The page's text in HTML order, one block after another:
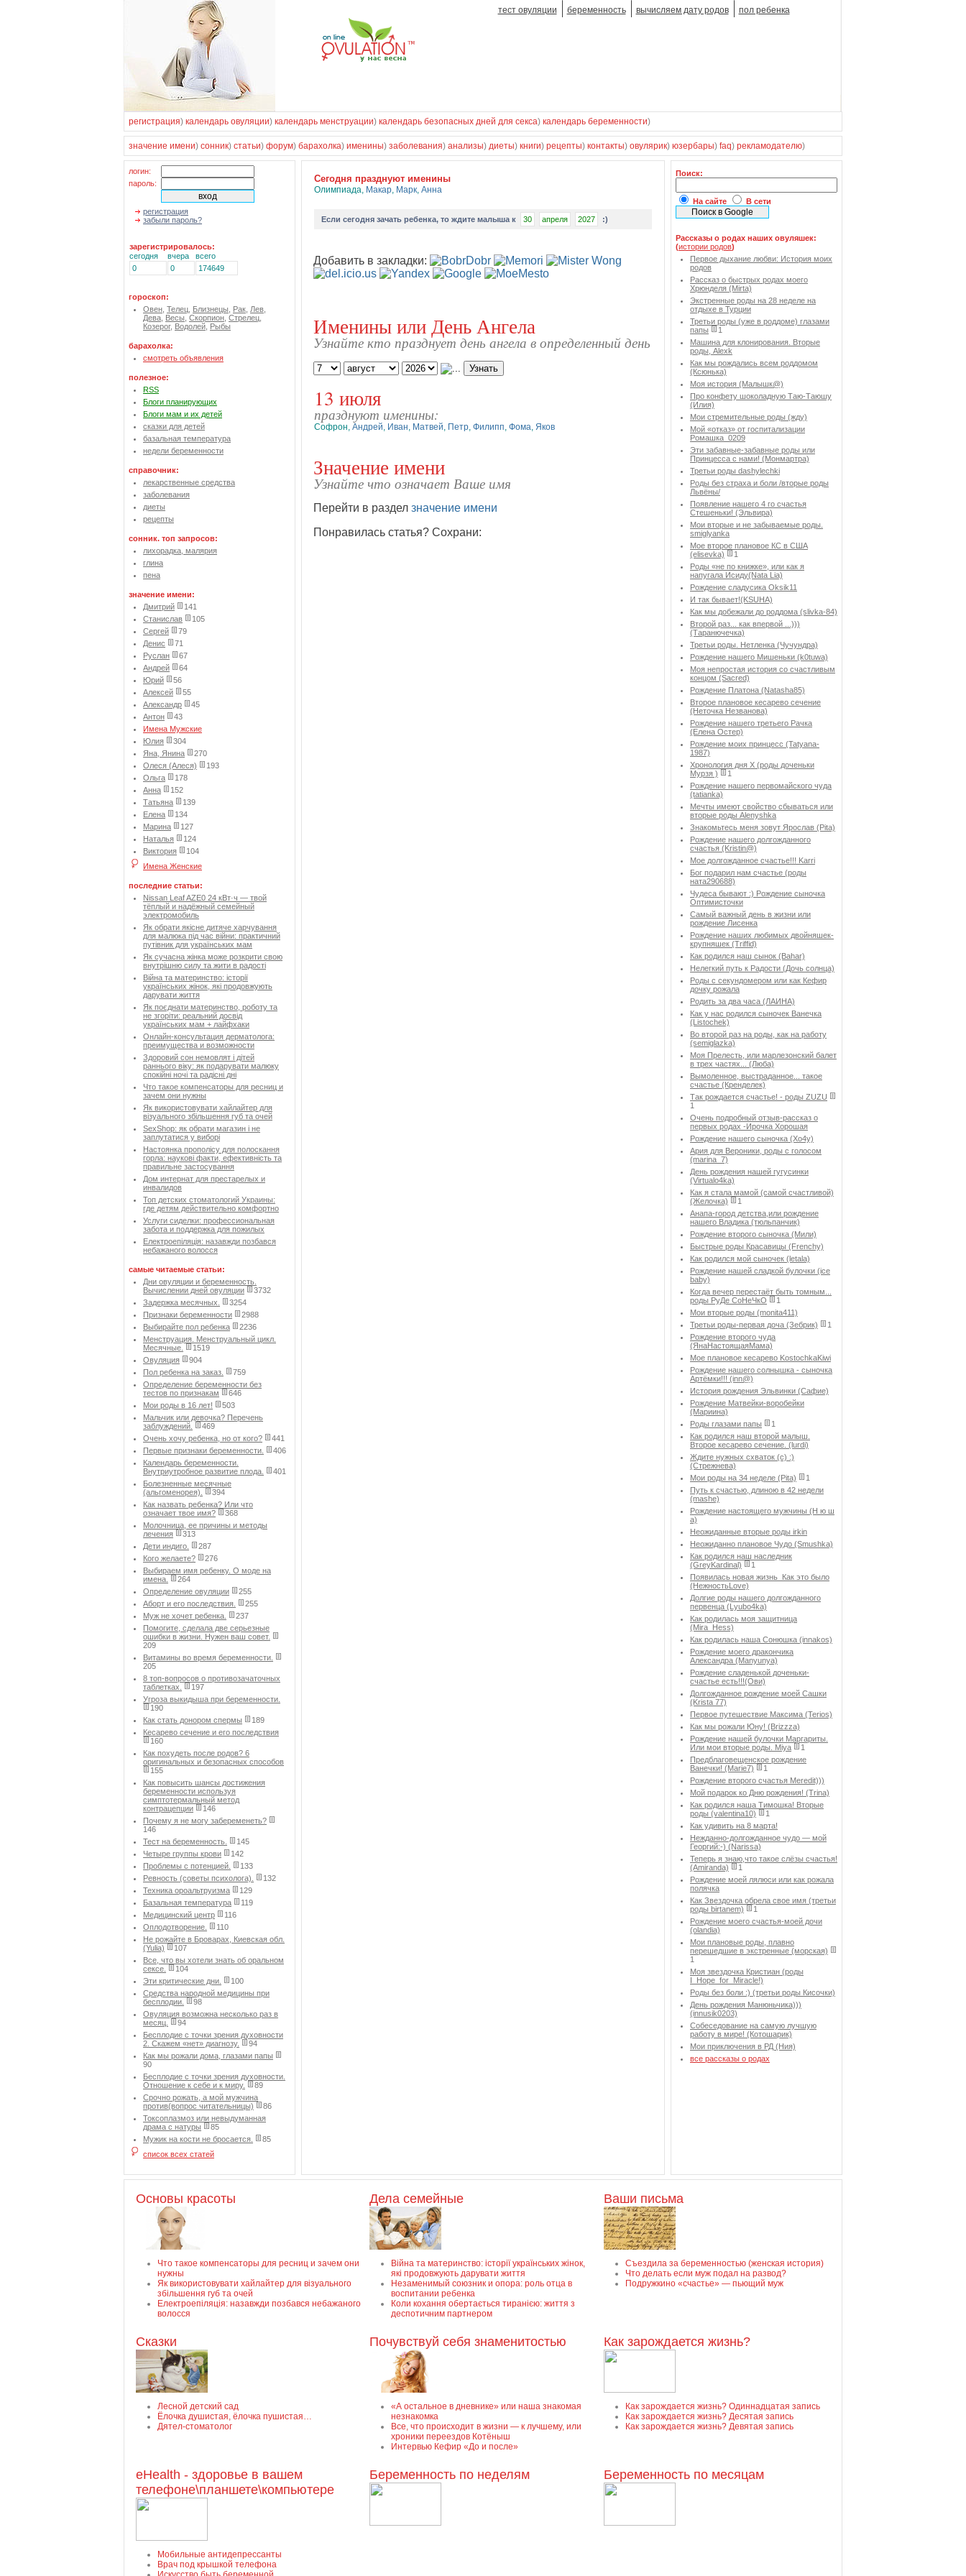
тест овуляции беременность вычисляем дату родов пол ребенка
регистрация) календарь овуляции) календарь менструации) календарь безопасных дней для секса) календарь беременности)
значение имени) сонник) статьи) форум) барахолка) именины) заболевания) анализы) диеты) книги) рецепты) контакты) овулярик) юзербары) faq) рекламодателю)
логин:
пароль:
регистрация
забыли пароль?
зарегистрировалось:
сегодня
вчера
всего
0
0 174649
гороскоп:
Овен Телец Близнецы Рак Лев
Дева Весы Скорпион Стрелец
Козерог, Водолей Рыбы
барахолка:
смотреть объявления
полезное:
RSS
Блоги планирующих
Блоги мам и их детей
сказки для детей
базальная температура
недели беременности
справочник:
лекарственные средства
заболевания
диеты
рецепты
сонник. топ запросов:
лихорадка, малярия
глина
пена
значение имени:
Дмитрий
141
Станислав
105
Сергей
79
Денис
71
Руслан
67
Андрей
64
Юрий
56
Алексей
55
Александр
45
Антон
43
Имена Мужские
Юлия
304
Яна, Янина
270
Олеся (Алеся)
193
Ольга
178
Анна
152
Татьяна
139
Елена
134
Марина
127
Наталья
124
Виктория
104
Имена Женские
последние статьи:
Nissan Leaf AZE0 24 кВт·ч — твой
тёплый и надёжный семейный
электромобиль
Як обрати якісне дитяче харчування
для малюка під час війни: практичний
путівник для українських мам
Як сучасна жінка може розкрити свою
внутрішню силу та жити в радості
Війна та материнство: історії
українських жінок, які продовжують
дарувати життя
Як поєднати материнство, роботу та
не згоріти: реальний досвід
українських мам + лайфхаки
Онлайн-консультация дерматолога:
преимущества и возможности
Здоровий сон немовлят і дітей
раннього віку: як подарувати малюку
спокійні ночі та радісні дні
Что такое компенсаторы для ресниц и
зачем они нужны
Як використовувати хайлайтер для
візуального збільшення губ та очей
SexShop: як обрати магазин і не
заплутатися у виборі
Настоянка прополісу для полоскання
горла: наукові факти, ефективність та
правильне застосування
Дом интернат для престарелых и
инвалидов
Топ детских стоматологий Украины:
где детям действительно комфортно
Услуги сиделки: профессиональная
забота и поддержка для пожилых
Електроепіляція: назавжди позбався
небажаного волосся
самые читаемые статьи:
Дни овуляции и беременность.
Вычислении дней овуляции
3732
Задержка месячных.
3254
Признаки беременности
2988
Выбирайте пол ребенка
2236
Менструация. Менструальный цикл.
Месячные.
1519
Овуляция
904
Пол ребенка на заказ.
759
Определение беременности без
тестов по признакам
646
Мои роды в 16 лет!
503
Мальчик или девочка? Перечень
заблуждений.
469
Очень хочу ребенка, но от кого?
441
Первые признаки беременности.
406
Календарь беременности.
Внутриутробное развитие плода.
401
Болезненные месячные
(альгоменорея).
394
Как назвать ребенка? Или что
означает твое имя?
368
Молочница, ее причины и методы
лечения
313
Дети индиго.
287
Кого желаете?
276
Выбираем имя ребенку. О моде на
имена.
264
Определение овуляции
255
Аборт и его последствия.
255
Муж не хочет ребенка.
237
Помогите, сделала две серьезные
ошибки в жизни. Нужен ваш совет.
209
Витамины во время беременности.
205
8 топ-вопросов о противозачаточных
таблетках.
197
Угроза выкидыша при беременности.
190
Как стать донором спермы
189
Кесарево сечение и его последствия
160
Как похудеть после родов? 6
оригинальных и безопасных способов
155
Как повысить шансы достижения
беременности используя
симптотермальный метод
контрацепции
146
Почему я не могу забеременеть?
146
Тест на беременность.
145
Четыре группы крови
142
Проблемы с потенцией.
133
Ревность (советы психолога).
132
Техника ороальтруизма
129
Базальная температура
119
Медицинский центр
116
Оплодотворение.
110
Не рожайте в Броварах, Киевская обл.
(Yulia)
107
Все, что вы хотели знать об оральном
сексе.
104
Эти критические дни.
100
Средства народной медицины при
бесплодии.
98
Овуляция возможна несколько раз в
месяц.
94
Бесплодие с точки зрения духовности
2. Скажем «нет» диагнозу.
94
Как мы рожали дома, глазами папы
90
Бесплодие с точки зрения духовности.
Отношение к себе и к миру.
89
Срочно рожать, а мой мужчина
против(вопрос читательницы)
86
Токсоплазмоз или невыдуманная
драма с натуры
85
Мужик на кости не бросается.
85
список всех статей
Cегодня празднуют именины
Олимпиада, Макар, Марк, Анна
Если сегодня зачать ребенка, то ждите малыша к 30 апреля 2027 :)
Добавить в закладки:
Именины или День Ангела
Узнайте кто празднует день ангела в определенный день
13 июля
празднуют именины:
Софрон, Андрей, Иван, Матвей, Петр, Филипп, Фома, Яков
Значение имени
Узнайте что означает Ваше имя
Перейти в раздел значение имени
Понравилась статья? Сохрани:
Поиск:
На сайте В сети
Рассказы о родах наших овуляшек:
(истории родов)
Первое дыхание любви: История моих
родов
Рассказ о быстрых родах моего
Хрюнделя (Mirta)
Экстренные роды на 28 неделе на
отдыхе в Турции
Третьи роды (уже в роддоме) глазами
папы
1
Машина для клонирования. Вторые
роды, Alexk
Как мы рождались всем роддомом
(Ксюнька)
Моя история (Малышк@)
Про конфету шоколадную Таю-Таюшу
(Илия)
Мои стремительные роды (жду)
Мой «отказ» от госпитализации
Ромашка_0209
Эти забавные-забавные роды или
Принцесса с нами! (Монмартра)
Третьи роды dashylechki
Роды без страха и боли /вторые роды
Львёны/
Появление нашего 4 го счастья
Стешеньки! (Эльвира)
Мои вторые и не забываемые роды.
smiglyanka
Мое второе плановое КС в США
(elisevka)
1
Роды «не по книжке», или как я
напугала Исиду(Nata Lia)
Рождение сладусика Oksik11
И так бывает!(KSUHA)
Как мы добежали до роддома (slivka-84)
Второй раз... как впервой ...)))
(Таранючечка)
Третьи роды. Нетленка (Чучундра)
Рождение нашего Мишеньки (k0tuwa)
Моя непростая история со счастливым
концом (Sacred)
Рождение Платона (Natasha85)
Второе плановое кесарево сечение
(Неточка Незванова)
Рождение нашего третьего Рачка
(Елена Остер)
Рождение моих принцесс (Tatyana-
1987)
Хронология дня Х (роды доченьки
Мурзя )
1
Рождение нашего первомайского чуда
(tatianka)
Мечты имеют свойство сбываться или
вторые роды Аlenyshka
Знакомьтесь меня зовут Ярослав (Pita)
Рождение нашего долгожданного
счастья (Kristin@)
Мое долгожданное счастье!!! Karri
Бог подарил нам счастье (роды
ната290688)
Чудеса бывают :) Рождение сыночка
Оптимисточки
Cамый важный день в жизни или
рождение Лисенка
Рождение наших любимых двойняшек-
крупняшек (Triffid)
Как родился наш сынок (Bahar)
Нелегкий путь к Радости (Дочь солнца)
Роды с секундомером или как Кефир
дочку рожала
Родить за два часа (ЛАИНА)
Как у нас родился сыночек Ванечка
(Listochek)
Во второй раз на роды, как на работу
(semiglazka)
Моя Прелесть, или марлезонский балет
в трех частях... (Люба)
Вымоленное, выстраданное... такое
счастье (Кренделек)
Так рождается счастье! - роды ZUZU
1
Очень подробный отзыв-рассказ о
первых родах -Ирочка Хорошая
Рождение нашего сыночка (Хо4у)
Ария для Вероники, роды с голосом
(marina_7)
День рождения нашей гугусинки
(Virtualo4ka)
Как я стала мамой (самой счастливой)
(Желочка)
1
Анапа-город детства,или рождение
нашего Владика (тюльпанчик)
Рождение второго сыночка (Мили)
Быстрые роды Красавицы (Frenchy)
Как родился мой сыночек (letala)
Рождение нашей сладкой булочки (ice
baby)
Когда вечер перестаёт быть томным...
роды РуДе СоНеЧкО
1
Мои вторые роды (monita411)
Третьи роды-первая доча (Зебрик)
1
Рождение второго чуда
(ЯнаНастоящаяМама)
Мое плановое кесарево KostochkaKiwi
Рождение нашего солнышка - сыночка
Артёмки!!! (inn@)
История рождения Эльвинки (Сафие)
Рождение Матвейки-воробейки
(Мариина)
Роды глазами папы
1
Как родился наш второй малыш.
Второе кесарево сечение. (lurdi)
Ждите нужных схваток (с) :)
(Стрежнева)
Мои роды на 34 неделе (Pita)
1
Путь к счастью, длиною в 42 недели
(mashe)
Рождение настоящего мужчины (Н ю ш
а)
Неожиданные вторые роды irkin
Неожиданно плановое Чудо (Smushka)
Как родился наш наследник
(GreyKardinal)
1
Появилась новая жизнь_Как это было
(НежностьLove)
Долгие роды нашего долгожданного
первенца (Lyubo4ka)
Как родилась моя защитница
(Mira_Hess)
Как родилась наша Сонюшка (innakos)
Рождение моего дракончика
Александра (Manyunya)
Рождение сладенькой доченьки-
счастье есть!!!(Ови)
Долгожданное рождение моей Сашки
(Krista 77)
Первое путешествие Максима (Terios)
Как мы рожали Юну! (Brizzza)
Рождение нашей булочки Маргариты.
Или мои вторые роды. Miya
1
Предблаговещенское рождение
Ванечки! (Marie7)
1
Рождение второго счастья Meredit)))
Мой подарок ко Дню рождения! (Trina)
Как родился наша Тимошка! Вторые
роды (valentina10)
1
Как удивить на 8 марта!
Нежданно-долгожданное чудо — мой
Георгий:-) (Narissa)
Теперь я знаю,что такое слёзы счастья!
(Amiranda)
1
Рождение моей лялюси или как рожала
полячка
Как Звездочка обрела свое имя (третьи
роды birtanem)
1
Рождение моего счастья-моей дочи
(olandia)
Мои плановые роды, плавно
перешедшие в экстренные (морская)
1
Моя звездочка Кристиан (роды
I_Hope_for_Miracle!)
Роды без боли :) (третьи роды Кисочки)
День рождения Манюньчика)))
(innusik0203)
Собеседование на самую лучшую
работу в мире! (Котошарик)
Мои приключения в РД (Ния)
все рассказы о родах
Основы красоты
Что такое компенсаторы для ресниц и зачем они
нужны
Як використовувати хайлайтер для візуального
збільшення губ та очей
Електроепіляція: назавжди позбався небажаного
волосся
Дела семейные
Війна та материнство: історії українських жінок,
які продовжують дарувати життя
Незаменимый союзник и опора: роль отца в
воспитании ребенка
Коли кохання обертається тиранією: життя з
деспотичним партнером
Ваши письма
Съездила за беременностью (женская история)
Что делать если муж подал на развод?
Подружкино «счастье» — пьющий муж
Сказки
Лесной детский сад
Ёлочка душистая, ёлочка пушистая…
Дятел-стоматолог
Почувствуй себя знаменитостью
«А остальное в дневнике» или наша знакомая
незнакомка
Все, что происходит в жизни — к лучшему, или
хроники переездов Котёныш
Интервью Кефир «До и после»
Как зарождается жизнь?
Как зарождается жизнь? Одиннадцатая запись
Как зарождается жизнь? Десятая запись
Как зарождается жизнь? Девятая запись
eHealth - здоровье в вашем
телефоне\планшете\компьютере
Мобильные антидепрессанты
Врач под крышкой телефона
Беременность по неделям Беременность по месяцам